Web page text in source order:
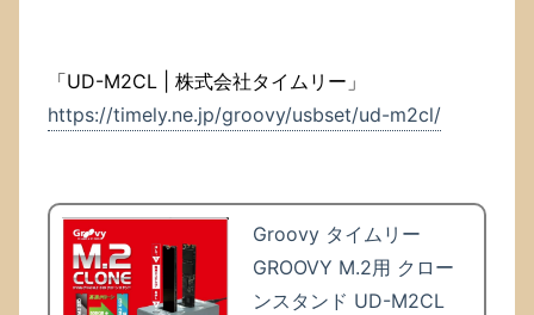
「UD-M2CL | 株式会社タイムリー」
https://timely.ne.jp/groovy/usbset/ud-m2cl/
Groovy タイムリー
GROOVY M.2用 クロー
ンスタンド UD-M2CL